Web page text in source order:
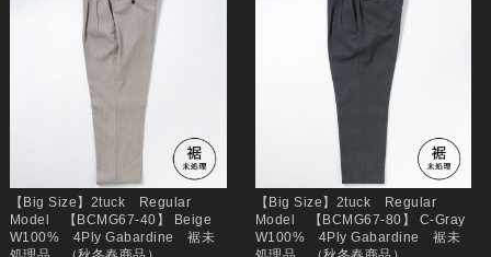
【Big Size】2tuck Regular
Model 【BCMG67-40】 Beige
W100% 4Ply Gabardine 裾未
【Big Size】2tuck Regular
Model 【BCMG67-80】 C-Gray
W100% 4Ply Gabardine 裾未